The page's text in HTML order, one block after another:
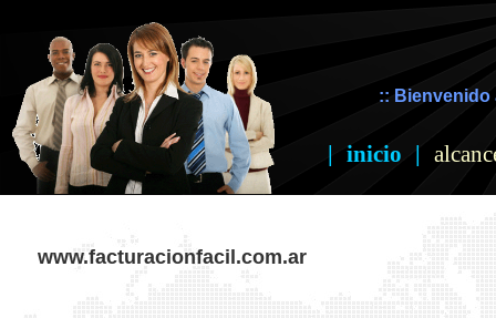
:: Bienvenido
| inicio |
www.facturacionfacil.com.ar